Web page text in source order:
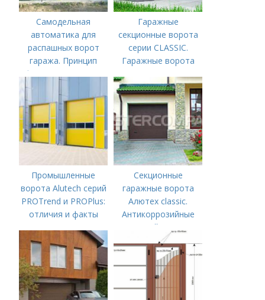
Самодельная
автоматика для
распашных ворот
гаража. Принцип
функционирования
Гаражные
секционные ворота
серии CLASSIC.
Гаражные ворота
–, какие секционные
ворота выбрать?
Промышленные
ворота Alutech серий
PROTrend и PROPlus:
отличия и факты
Секционные
гаражные ворота
Алютех classic.
Антикоррозийные
свойства